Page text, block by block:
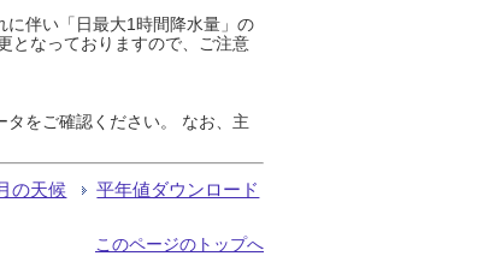
伴い「日最大1時間降水量」の
となっておりますので、ご注意
をご確認ください。 なお、主
の天候 平年値ダウンロード
このページのトップへ